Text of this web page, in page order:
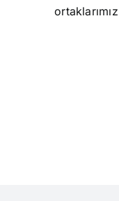
ortaklarımız